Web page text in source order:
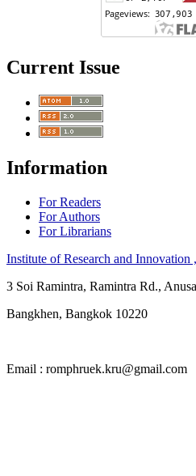
Current Issue
Information
For Readers
For Authors
For Librarians
Institute of Research and
3 Soi Ramintra, Ramintra Rd.,
Bangkhen, Bangkok 10220
Email : romphruek.kru@gmail.com